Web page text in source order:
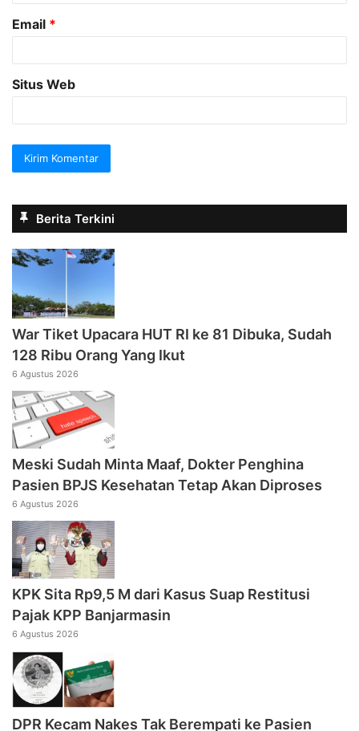
Email *
Situs Web
Berita Terkini
War Tiket Upacara HUT RI ke 81 Dibuka, Sudah
128 Ribu Orang Yang Ikut
6 Agustus 2026
Meski Sudah Minta Maaf, Dokter Penghina
Pasien BPJS Kesehatan Tetap Akan Diproses
6 Agustus 2026
KPK Sita Rp9,5 M dari Kasus Suap Restitusi
Pajak KPP Banjarmasin
6 Agustus 2026
DPR Kecam Nakes Tak Berempati ke Pasien